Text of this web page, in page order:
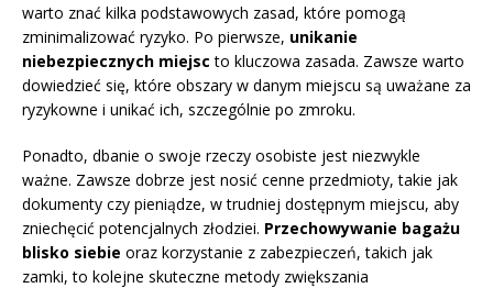
warto znać kilka podstawowych zasad, które pomogą
zminimalizować ryzyko. Po pierwsze, unikanie
niebezpiecznych miejsc to kluczowa zasada. Zawsze warto
dowiedzieć się, które obszary w danym miejscu są uważane za
ryzykowne i unikać ich, szczególnie po zmroku.
Ponadto, dbanie o swoje rzeczy osobiste jest niezwykle
ważne. Zawsze dobrze jest nosić cenne przedmioty, takie jak
dokumenty czy pieniądze, w trudniej dostępnym miejscu, aby
zniechęcić potencjalnych złodziei. Przechowywanie bagażu
blisko siebie oraz korzystanie z zabezpieczeń, takich jak
zamki, to kolejne skuteczne metody zwiększania